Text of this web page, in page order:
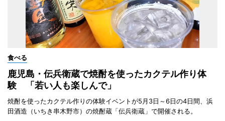
食べる
鹿児島・伝兵衛蔵で焼酎を使ったカクテル作り体
験 「若い人も楽しんで」
焼酎を使ったカクテル作りの体験イベントが5月3日～6日の4日間、浜
田酒造（いちき串木野市）の焼酎蔵「伝兵衛蔵」で開催される。